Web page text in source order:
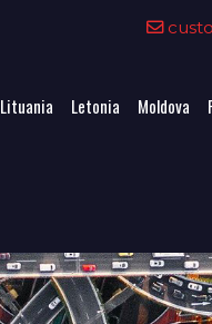
Lituania Letonia Moldova